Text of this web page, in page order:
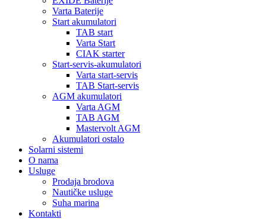
Varta Baterije
Start akumulatori
TAB start
Varta Start
CIAK starter
Start-servis-akumulatori
Varta start-servis
TAB Start-servis
AGM akumulatori
Varta AGM
TAB AGM
Mastervolt AGM
Akumulatori ostalo
Solarni sistemi
O nama
Usluge
Prodaja brodova
Nautičke usluge
Suha marina
Kontakti